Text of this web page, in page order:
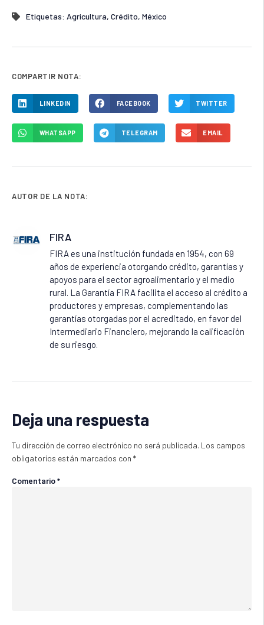
Etiquetas: Agricultura, Crédito, México
COMPARTIR NOTA:
LINKEDIN FACEBOOK TWITTER
WHATSAPP TELEGRAM EMAIL
AUTOR DE LA NOTA:
FIRA
FIRA es una institución fundada en 1954, con 69
años de experiencia otorgando crédito, garantías y
apoyos para el sector agroalimentario y el medio
rural. La Garantía FIRA facilita el acceso al crédito a
productores y empresas, complementando las
garantías otorgadas por el acreditado, en favor del
Intermediario Financiero, mejorando la calificación
de su riesgo.
Deja una respuesta
Tu dirección de correo electrónico no será publicada. Los campos
obligatorios están marcados con *
Comentario*